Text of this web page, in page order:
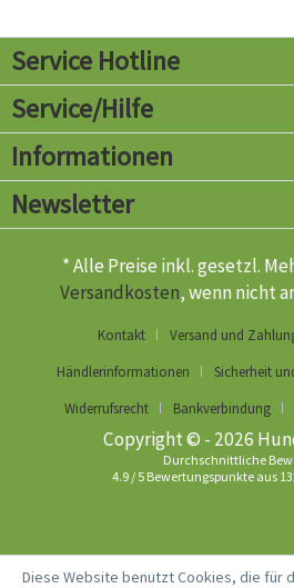
Service Hotline
Service/Hilfe
Informationen
Newsletter
* Alle Preise inkl. gesetzl.
Versandkosten, wenn nicht
Kontakt
Versand und
Händlerinformationen
Sicherheit
Widerrufsrecht
Bankverbindung
Copyright © - 2026
Durchschnittliche
4.9 / 5 Bewertungspunkte aus
Diese Website benutzt Cookies, die für